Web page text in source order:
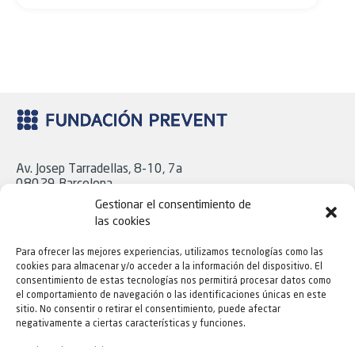
Gestionar el consentimiento de
las cookies
Para ofrecer las mejores experiencias, utilizamos tecnologías como las
cookies para almacenar y/o acceder a la información del dispositivo. El
consentimiento de estas tecnologías nos permitirá procesar datos como
el comportamiento de navegación o las identificaciones únicas en este
sitio. No consentir o retirar el consentimiento, puede afectar
negativamente a ciertas características y funciones.
Av. Josep Tarradellas, 8-10, 7a
08029 Barcelona
Tel. 93 439 18 06
C/ Cavanilles, 43, Bajo
28007 Madrid
Tel. 91 724 16 21